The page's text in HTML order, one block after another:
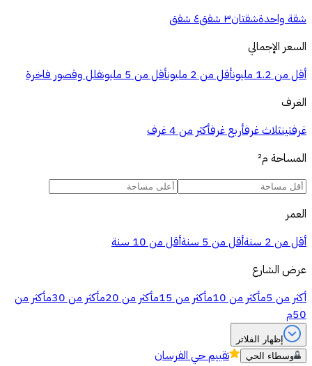
شقة واحدةشقتان٣ شقق
٤ شقق
السعر الإجمالي
أقل من 1.2 مليون
أقل من 2 مليون أقل من 5 مليون
فلل وقصور فاخرة
الغرف
غرفتينثلاث غرفأربع غرفأكثر من 4 غرف
المساحة م²
العمر
أقل من 2 سنة
أقل من 5 سنة
أقل من 10 سنة
عرض الشارع
أكثر من 5م
أكثر من 10م أكثر من 15م أكثر من 20م أكثر من 30م
أكثر من
50م
إظهار الفلاتر
وسطاء الحي
تقييمحي الفرسان